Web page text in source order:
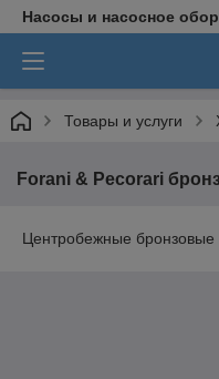
Насосы и насосное
Товары и услуги
Forani & Pecorari
Центробежные